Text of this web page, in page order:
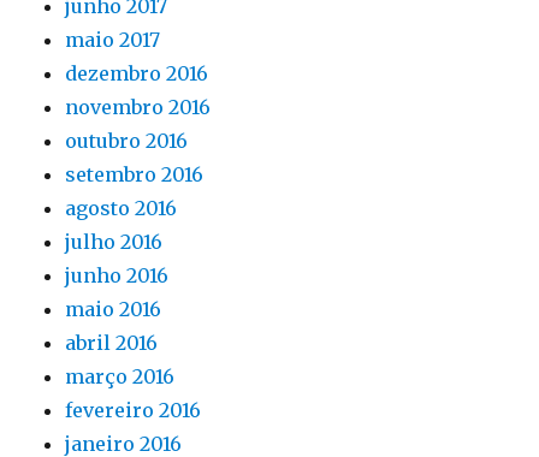
junho 2017
maio 2017
dezembro 2016
novembro 2016
outubro 2016
setembro 2016
agosto 2016
julho 2016
junho 2016
maio 2016
abril 2016
março 2016
fevereiro 2016
janeiro 2016